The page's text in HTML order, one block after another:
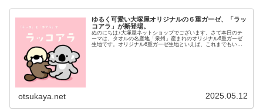
ゆるく可愛い大塚屋オリジナルの６重ガーゼ、「ラッ
コアラ」が新登場。
ぬのにちは♪大塚屋ネットショップでございます。さて本日のテ
ーマは、タオルの名産地「泉州」産まれのオリジナル6重ガーゼ
生地です。オリジナル6重ガーゼ生地といえば、これまでもいく
otsukaya.net 2025.05.12